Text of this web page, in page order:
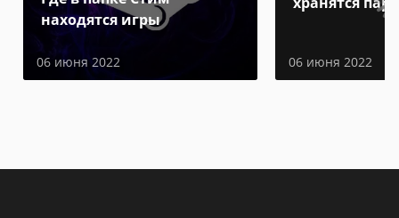
находятся игры
06 июня 2022 06 июня 2022